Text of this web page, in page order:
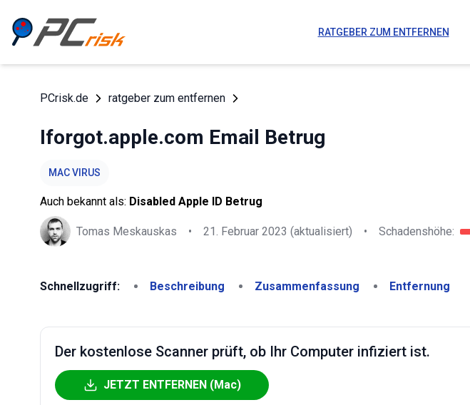
RATGEBER ZUM ENTFERNEN
PCrisk.de ratgeber zum entfernen
Iforgot.apple.com Email Betrug
MAC VIRUS
Auch bekannt als: Disabled Apple ID Betrug
Tomas Meskauskas • 21. Februar 2023 (aktualisiert) • Schadenshöhe:
Schnellzugriff: Beschreibung Zusammenfassung Entfernung
Der kostenlose Scanner prüft, ob Ihr Computer infiziert ist.
JETZT ENTFERNEN (Mac)